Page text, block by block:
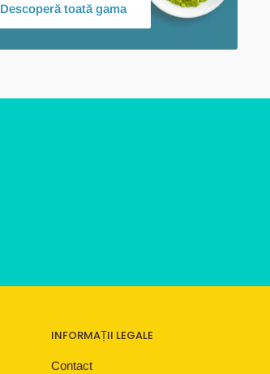
Descoperă toată gama
INFORMAȚII LEGALE
Contact